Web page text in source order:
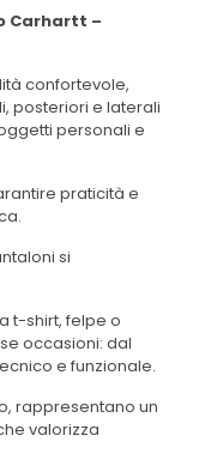
Carhartt –
confortevole,
posteriori e laterali
personali e
praticità e
si
t-shirt, felpe o
occasioni: dal
e funzionale.
rappresentano un
valorizza